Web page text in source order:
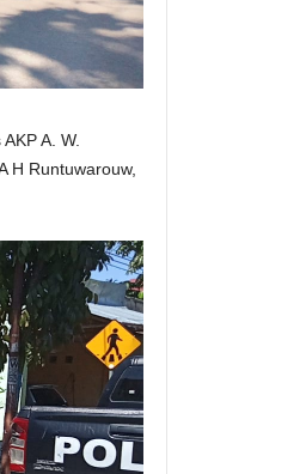
A. W.
H Runtuwarouw,